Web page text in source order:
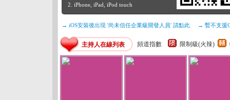
2. iPhone, iPad, iPod touch
→ iOS安裝後出現 '尚未信任企業級開發人員' 請點此 → 暫不支援
主持人在線列表 頻道指數 限制級(火辣)